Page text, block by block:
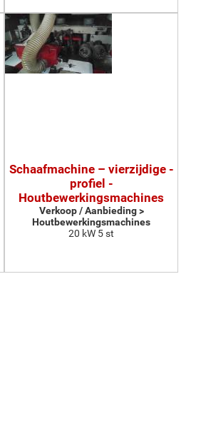
Schaafmachine – vierzijdige -
profiel -
Houtbewerkingsmachines
Verkoop / Aanbieding >
Houtbewerkingsmachines
20 kW 5 st